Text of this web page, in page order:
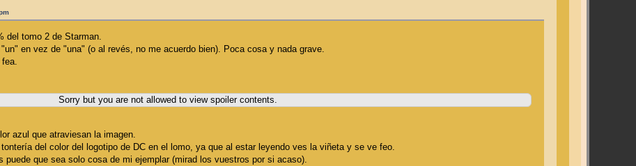
del tomo 2 de Starman.
en vez de "una" (o al revés, no me acuerdo bien). Poca cosa y nada grave.
Sorry but you are not allowed to view spoiler contents.
azul que atraviesan la imagen.
del color del logotipo de DC en el lomo, ya que al estar leyendo ves la viñeta y se ve feo.
que sea solo cosa de mi ejemplar (mirad los vuestros por si acaso).